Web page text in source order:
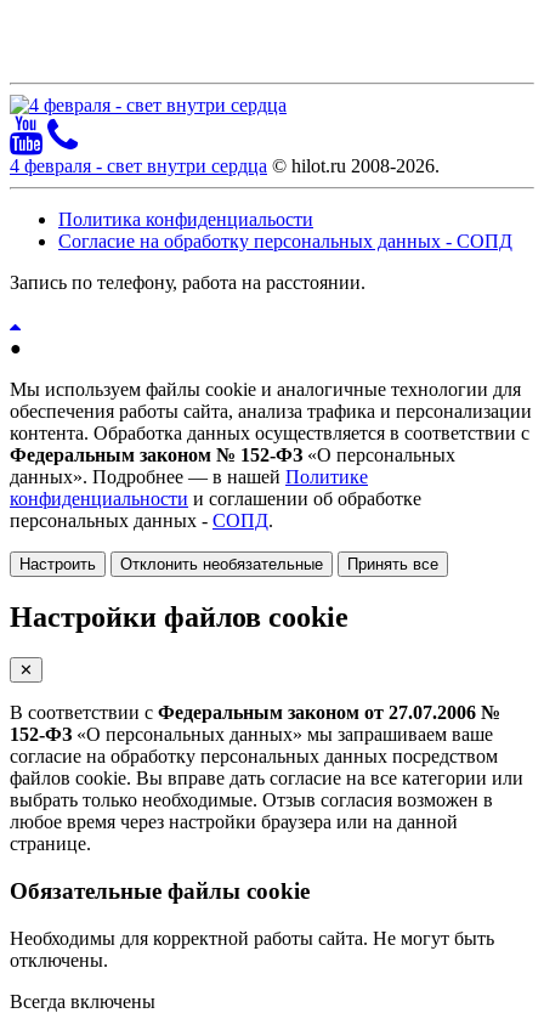
4 февраля - свет внутри сердца © hilot.ru 2008-2026.
Политика конфиденциальости
Согласие на обработку персональных данных - СОПД
Запись по телефону, работа на расстоянии.
●
Мы используем файлы cookie и аналогичные технологии для
обеспечения работы сайта, анализа трафика и персонализации
контента. Обработка данных осуществляется в соответствии с
Федеральным законом № 152-ФЗ «О персональных
данных». Подробнее — в нашей Политике
конфиденциальности и соглашении об обработке
персональных данных - СОПД.
Настроить Отклонить необязательные Принять все
Настройки файлов cookie
✕
В соответствии с Федеральным законом от 27.07.2006 №
152-ФЗ «О персональных данных» мы запрашиваем ваше
согласие на обработку персональных данных посредством
файлов cookie. Вы вправе дать согласие на все категории или
выбрать только необходимые. Отзыв согласия возможен в
любое время через настройки браузера или на данной
странице.
Обязательные файлы cookie
Необходимы для корректной работы сайта. Не могут быть
отключены.
Всегда включены